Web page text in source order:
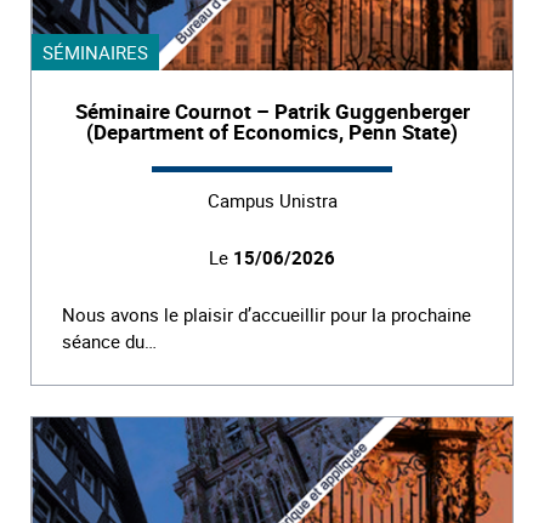
SÉMINAIRES
Séminaire Cournot – Patrik Guggenberger
(Department of Economics, Penn State)
Campus Unistra
Le 15/06/2026
Nous avons le plaisir d’accueillir pour la prochaine
séance du…